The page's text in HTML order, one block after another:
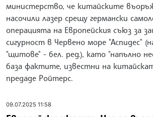
министерство, че китайските
насочили лазер срещу германски
операцията на Европейския съюз за
сигурност в Червено море "Аспидес"
"щитове" - бел. ред.), като "напълно
база фактите, известни на
предаде Ройтерс.
09.07.2025 11:58